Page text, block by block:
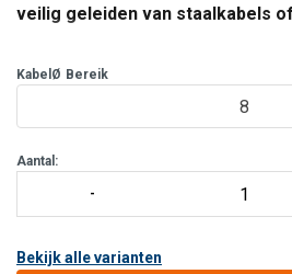
veilig geleiden van staalkabels
professioneel gebruik in hijs- en
betrouwbaarheid, veiligheid en
robuuste rolblokken zijn ide
KabelØ Bereik
8
Aantal:
Bekijk alle varianten